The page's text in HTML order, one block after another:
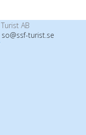
AB
so@ssf-turist.se